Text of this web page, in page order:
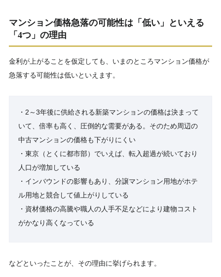
マンション価格急落の可能性は「低い」といえる
「4つ」の理由
金利が上がることを仮定しても、いまのところマンション価格が
急落する可能性は低いといえます。
・2～3年後に供給される新築マンションの価格は決まって
いて、倍率も高く、圧倒的な需要がある。そのため周辺の
中古マンションの価格も下がりにくい
・東京（とくに都市部）でいえば、転入超過が続いており
人口が増加している
・インバウンドの影響もあり、分譲マンション用地がホテ
ル用地と競合して値上がりしている
・資材価格の高騰や職人の人手不足などにより建物コスト
がかなり高くなっている
などといったことが、その理由に挙げられます。